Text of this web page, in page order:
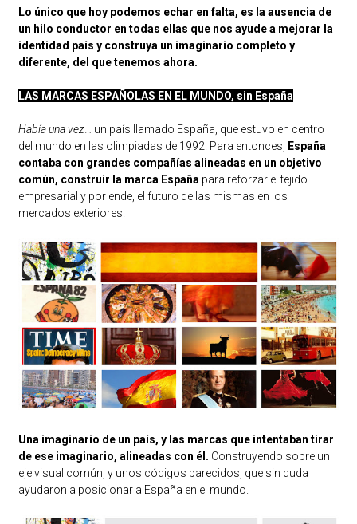
Lo único que hoy podemos echar en falta, es la ausencia de
un hilo conductor en todas ellas que nos ayude a mejorar la
identidad país y construya un imaginario completo y
diferente, del que tenemos ahora.
LAS MARCAS ESPAÑOLAS EN EL MUNDO, sin España
Había una vez… un país llamado España, que estuvo en centro
del mundo en las olimpiadas de 1992. Para entonces,
España
contaba con grandes compañías alineadas en un objetivo
común, construir la marca España para reforzar el tejido
empresarial y por ende, el futuro de las mismas en los
mercados exteriores.
Una imaginario de un país, y las marcas que intentaban tirar
de ese imaginario, alineadas con él. Construyendo sobre un
eje visual común, y unos códigos parecidos, que sin duda
ayudaron a posicionar a España en el mundo.